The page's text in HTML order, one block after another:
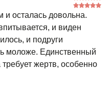
и осталась довольна.
и виден
и подруги
моложе. Единственный
жертв, особенно